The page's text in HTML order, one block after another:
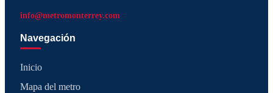
info@metromonterrey.com
Navegación
Inicio
Mapa del metro